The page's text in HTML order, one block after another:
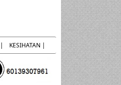
KESIHATAN |